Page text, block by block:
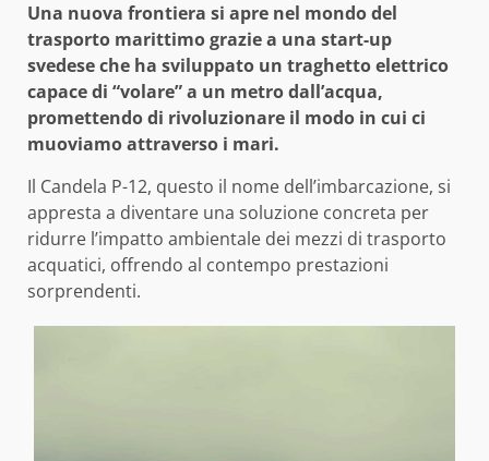
Una nuova frontiera si apre nel mondo del
trasporto marittimo grazie a una start-up
svedese che ha sviluppato un traghetto elettrico
capace di “volare” a un metro dall’acqua,
promettendo di rivoluzionare il modo in cui ci
muoviamo attraverso i mari.
Il Candela P-12, questo il nome dell’imbarcazione, si
appresta a diventare una soluzione concreta per
ridurre l’impatto ambientale dei mezzi di trasporto
acquatici, offrendo al contempo prestazioni
sorprendenti.